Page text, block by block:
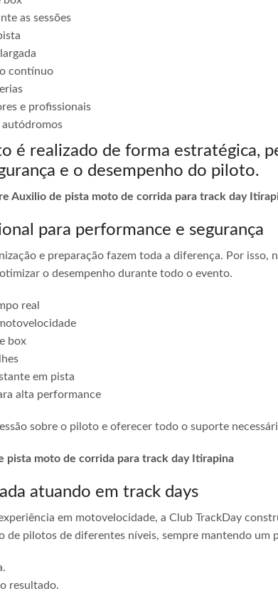
as sessões
contínuo
e profissionais
autódromos
é realizado de forma estratégica,
e o desempenho do piloto.
Auxilio de pista moto de corrida para track day
para performance e segurança
e preparação fazem toda a diferença. Por isso,
o desempenho durante todo o evento.
real
box
em pista
alta performance
sobre o piloto e oferecer todo o suporte
pista moto de corrida para track day Itirapina
atuando em track days
em motovelocidade, a Club TrackDay
de pilotos de diferentes níveis, sempre mantendo
resultado.